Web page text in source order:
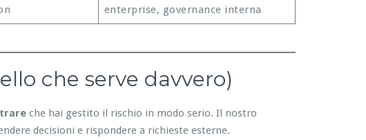
enterprise, governance interna
che serve davvero)
che hai gestito il rischio in modo serio. Il nostro
decisioni e rispondere a richieste esterne.